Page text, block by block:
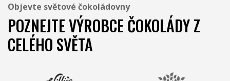
Objevte světové čokoládovny
POZNEJTE VÝROBCE ČOKOLÁDY Z
CELÉHO SVĚTA